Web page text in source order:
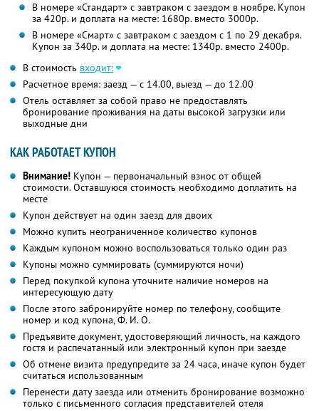
В номере «Стандарт» с завтраком с заездом в ноябре. Купон
за 420р. и доплата на месте: 1680р. вместо 3000р.
В номере «Смарт» с завтраком с заездом с 1 по 29 декабря.
Купон за 340р. и доплата на месте: 1340р. вместо 2400р.
В стоимость входит:
Расчетное время: заезд — с 14.00, выезд — до 12.00
Отель оставляет за собой право не предоставлять
бронирование проживания на даты высокой загрузки или
выходные дни
КАК РАБОТАЕТ КУПОН
Внимание! Купон — первоначальный взнос от общей
стоимости. Оставшуюся стоимость необходимо доплатить на
месте
Купон действует на один заезд для двоих
Можно купить неограниченное количество купонов
Каждым купоном можно воспользоваться только один раз
Купоны можно суммировать (суммируются ночи)
Перед покупкой купона уточните наличие номеров на
интересующую дату
После этого забронируйте номер по телефону, сообщите
номер и код купона, Ф. И. О.
Предъявите документ, удостоверяющий личность, на каждого
гостя и распечатанный или электронный купон при заезде
Об отмене визита предупредите за 24 часа, иначе купон будет
считаться использованным
Перенести дату заезда или отменить бронирование возможно
только с письменного согласия представителей отеля